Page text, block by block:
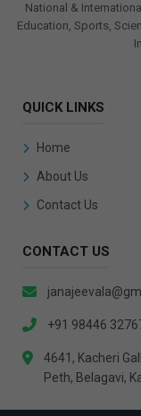
National &
Education, Sports,
QUICK LINKS
Home
About Us
Contact Us
CONTACT US
+91 98446
4641, Kacheri
Peth, Belagavi,